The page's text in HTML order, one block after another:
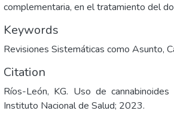
complementaria, en el tratamiento del
Keywords
Revisiones Sistemáticas como Asunto,
Citation
Ríos-León, KG. Uso de
Instituto Nacional de Salud; 2023.